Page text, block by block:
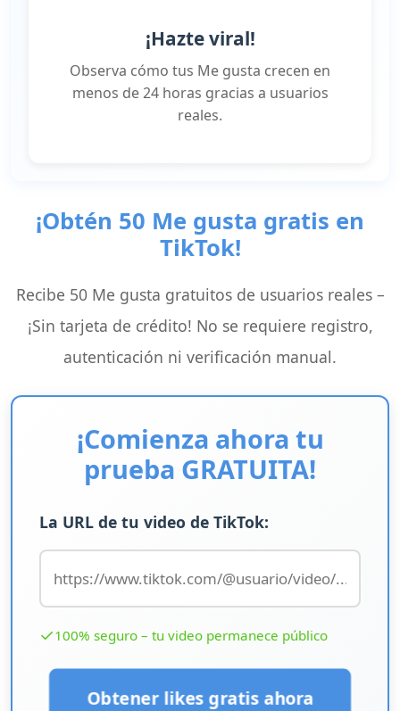
¡Hazte viral!
Observa cómo tus Me gusta crecen en
menos de 24 horas gracias a usuarios
reales.
¡Obtén 50 Me gusta gratis en
TikTok!
Recibe 50 Me gusta gratuitos de usuarios reales –
¡Sin tarjeta de crédito! No se requiere registro,
autenticación ni verificación manual.
¡Comienza ahora tu
prueba GRATUITA!
La URL de tu video de TikTok:
✓100% seguro – tu video permanece público
Obtener likes gratis ahora